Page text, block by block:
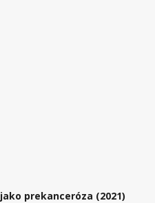
prekanceróza (2021)